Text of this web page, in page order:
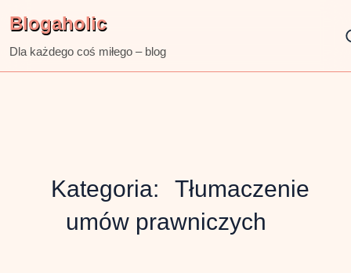
content
Blogaholic
Dla każdego coś miłego – blog
Kategoria:
Tłumaczenie
umów prawniczych